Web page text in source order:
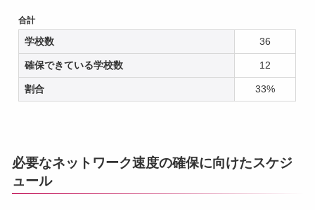
合計
学校数 36
確保できている学校数 12
割合 33%
必要なネットワーク速度の確保に向けたスケジ
ュール